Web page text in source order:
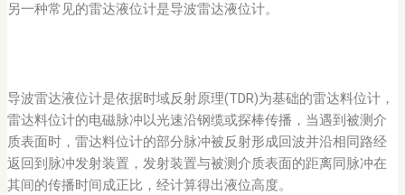
另一种常见的雷达液位计是导波雷达液位计。
导波雷达液位计是依据时域反射原理(TDR)为基础的雷达料位计，
雷达料位计的电磁脉冲以光速沿钢缆或探棒传播，当遇到被测介
质表面时，雷达料位计的部分脉冲被反射形成回波并沿相同路经
返回到脉冲发射装置，发射装置与被测介质表面的距离同脉冲在
其间的传播时间成正比，经计算得出液位高度。